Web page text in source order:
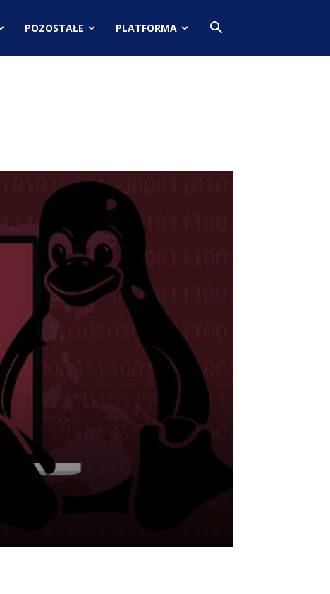
POZOSTAŁE PLATFORMA